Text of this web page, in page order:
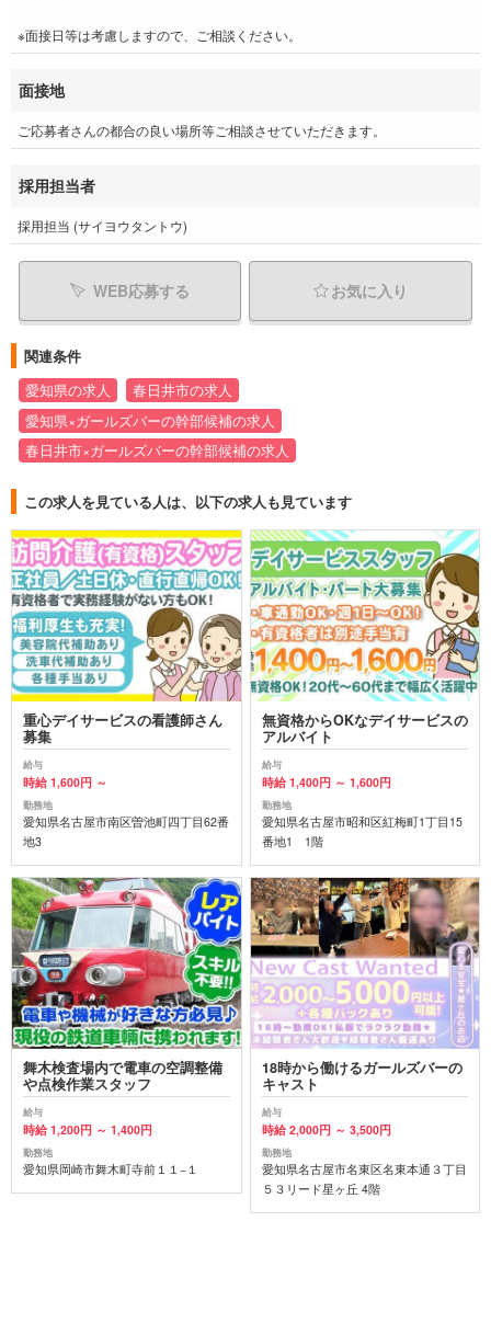
※面接日等は考慮しますので、ご相談ください。
面接地
ご応募者さんの都合の良い場所等ご相談させていただきます。
採用担当者
採用担当 (サイヨウタントウ)
WEB応募する お気に入り
関連条件
愛知県の求人
春日井市の求人
愛知県×ガールズバーの幹部候補の求人
春日井市×ガールズバーの幹部候補の求人
この求人を見ている人は、以下の求人も見ています
重心デイサービスの看護師さん
募集
給与
時給 1,600円 ～
勤務地
愛知県名古屋市南区曽池町四丁目62番
地3
無資格からOKなデイサービスの
アルバイト
給与
時給 1,400円 ～ 1,600円
勤務地
愛知県名古屋市昭和区紅梅町1丁目15
番地1 1階
舞木検査場内で電車の空調整備
や点検作業スタッフ
給与
時給 1,200円 ～ 1,400円
勤務地
愛知県岡崎市舞木町寺前１１−１
18時から働けるガールズバーの
キャスト
給与
時給 2,000円 ～ 3,500円
勤務地
愛知県名古屋市名東区名東本通３丁目
５３リード星ヶ丘 4階